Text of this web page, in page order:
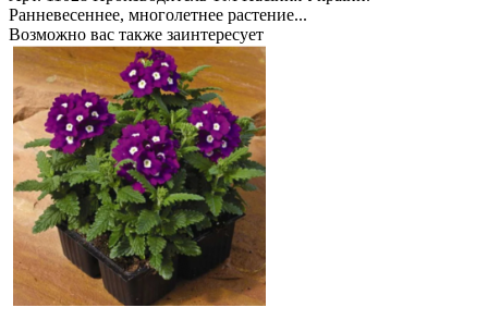
Ранневесеннее, многолетнее растение...
Возможно вас также заинтересует